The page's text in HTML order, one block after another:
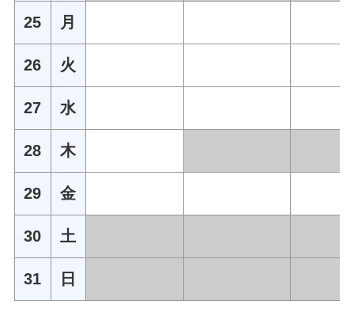
25 月
26 火
27 水
28 木
29 金
30 土
31 日